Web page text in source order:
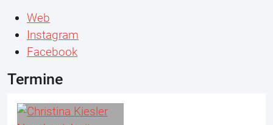
Web
Instagram
Facebook
Termine